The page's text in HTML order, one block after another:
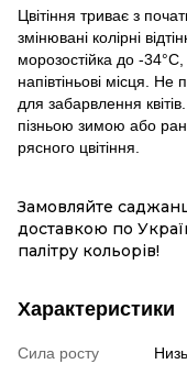
Цвітіння триває з
змінювані колірні
морозостійка до -
напівтіньові місця. Не
для забарвлення
пізньою зимою або
рясного цвітіння.
Замовляйте
доставкою по
палітру кольорів!
Характеристики
Сила росту